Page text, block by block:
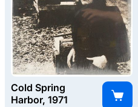
Cold Spring
Harbor, 1971